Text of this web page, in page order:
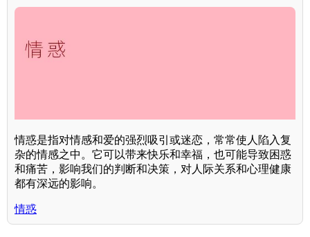
情惑是指对情感和爱的强烈吸引或迷恋，常常使人陷入复
杂的情感之中。它可以带来快乐和幸福，也可能导致困惑
和痛苦，影响我们的判断和决策，对人际关系和心理健康
都有深远的影响。
情惑